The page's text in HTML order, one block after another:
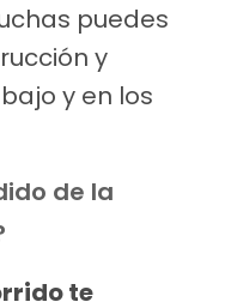
puedes
y
y en los
de la
te